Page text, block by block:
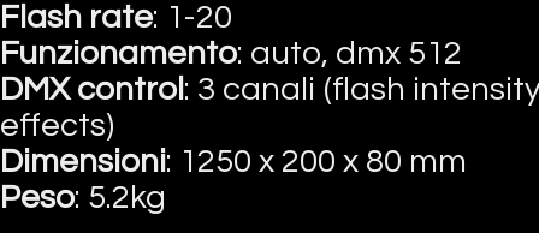
Flash rate: 1-20
Funzionamento: auto, dmx 512
DMX control : 3 canali (flash
effects)
Dimensioni: 1250 x 200 x 80 mm
Peso: 5.2kg